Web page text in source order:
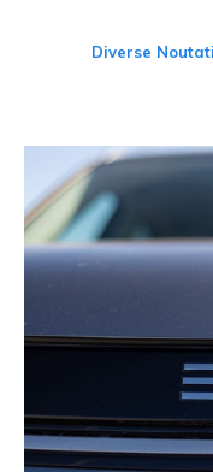
Diverse Noutati